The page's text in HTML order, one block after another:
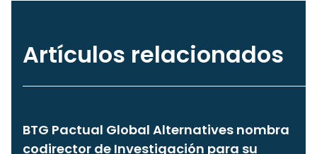
Artículos relacionados
BTG Pactual Global Alternatives nombra
codirector de Investigación para su